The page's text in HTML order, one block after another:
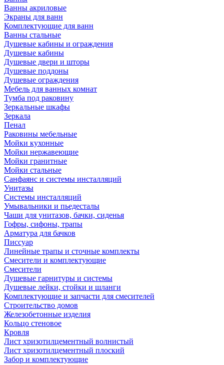
Ванны акриловые
Экраны для ванн
Комплектующие для ванн
Ванны стальные
Душевые кабины и ограждения
Душевые кабины
Душевые двери и шторы
Душевые поддоны
Душевые ограждения
Мебель для ванных комнат
Тумба под раковину
Зеркальные шкафы
Зеркала
Пенал
Раковины мебельные
Мойки кухонные
Мойки нержавеющие
Мойки гранитные
Мойки стальные
Санфаянс и системы инсталляций
Унитазы
Системы инсталляций
Умывальники и пьедесталы
Чаши для унитазов, бачки, сиденья
Гофры, сифоны, трапы
Арматура для бачков
Писсуар
Линейные трапы и сточные комплекты
Смесители и комплектующие
Смесители
Душевые гарнитуры и системы
Душевые лейки, стойки и шланги
Комплектующие и запчасти для смесителей
Строительство домов
Железобетонные изделия
Кольцо стеновое
Кровля
Лист хризотилцементный волнистый
Лист хризотилцементный плоский
Забор и комплектующие